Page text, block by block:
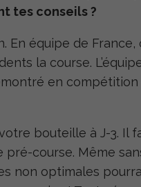
tes conseils ?
En équipe de
la course.
en compétition
bouteille à J-3. Il
course. Même
non optimales